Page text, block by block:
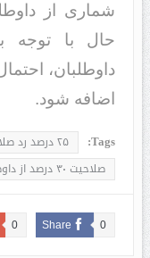
شماری از
حال با توجه
داوطلبان،
اضافه شود.
Tags: ۲۵ درصد رد صلاحیت شدند
صلاحیت ۳۰ درصد از داوطلبان احراز نشد
Share 0
0